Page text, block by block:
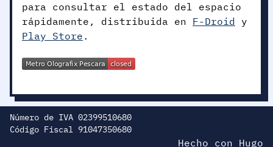
para consultar el estado del espacio
rápidamente, distribuida en F-Droid y
Play Store .
Número de IVA 02399510680
Código Fiscal 91047350680
Hecho con Hugo